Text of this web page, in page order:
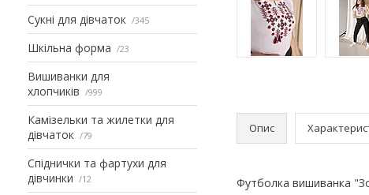
Сукні для дівчаток 345
Шкільна форма 23
Вишиванки для
хлопчиків
999
Камізельки та жилетки для
дівчаток
79
Спіднички та фартухи для
дівчинки
12
Опис
Футболка вишиванка